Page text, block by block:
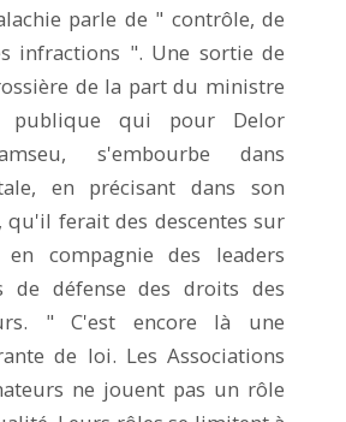
parle de " contrôle, de
infractions ". Une sortie de
de la part du ministre
publique qui pour Delor
s'embourbe dans
en précisant dans son
ferait des descentes sur
en compagnie des leaders
de défense des droits des
" C'est encore là une
de loi. Les Associations
ne jouent pas un rôle